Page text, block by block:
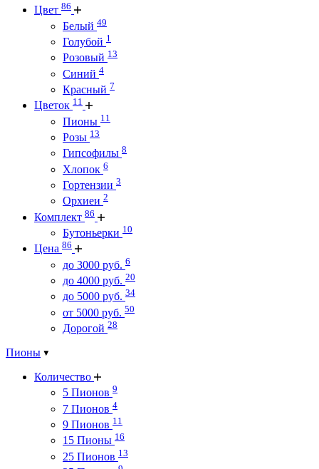
Цвет 86
Белый 49
Голубой 1
Розовый 13
Синий 4
Красный 7
Цветок 11
Пионы 11
Розы 13
Гипсофилы 8
Хлопок 6
Гортензии 3
Орхиеи 2
Комплект 86
Бутоньерки 10
Цена 86
до 3000 руб. 6
до 4000 руб. 20
до 5000 руб. 34
от 5000 руб. 50
Дорогой 28
Пионы
Количество
5 Пионов 9
7 Пионов 4
9 Пионов 11
15 Пионы 16
25 Пионов 13